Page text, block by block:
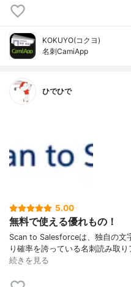
KOKUYO(コクヨ)
名刺CamiApp
ひでひで
5.00
無料で使える優れもの！
Scan to Salesforceは、独自の文
り確率を誇っている名刺読み取
続きを見る